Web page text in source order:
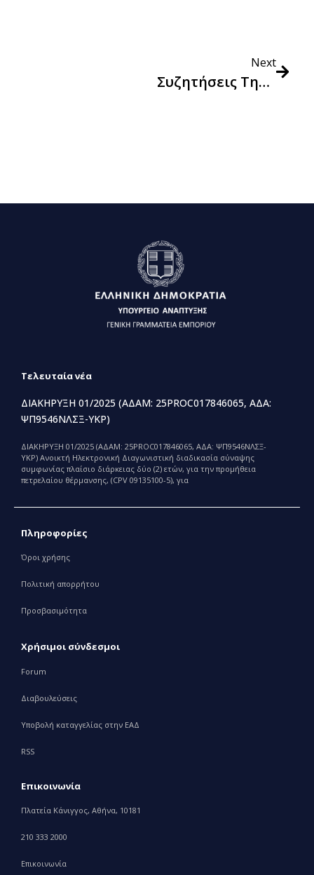
Next
Συζητήσεις Της ΕΕ Για Την Κυκλικότητα
Τελευταία νέα
ΔΙΑΚΗΡΥΞΗ 01/2025 (ΑΔΑΜ: 25PROC017846065, ΑΔΑ:
ΨΠ9546ΝΛΣΞ-ΥΚΡ)
ΔΙΑΚΗΡΥΞΗ 01/2025 (ΑΔΑΜ: 25PROC017846065, ΑΔΑ: ΨΠ9546ΝΛΣΞ-
ΥΚΡ) Ανοικτή Ηλεκτρονική Διαγωνιστική διαδικασία σύναψης
συμφωνίας πλαίσιο διάρκειας δύο (2) ετών, για την προμήθεια
πετρελαίου θέρμανσης, (CPV 09135100-5), για
Πληροφορίες
Όροι χρήσης
Πολιτική απορρήτου
Προσβασιμότητα
Χρήσιμοι σύνδεσμοι
Forum
Διαβουλεύσεις
Υποβολή καταγγελίας στην ΕΑΔ
RSS
Επικοινωνία
Πλατεία Κάνιγγος, Αθήνα, 10181
210 333 2000
Επικοινωνία